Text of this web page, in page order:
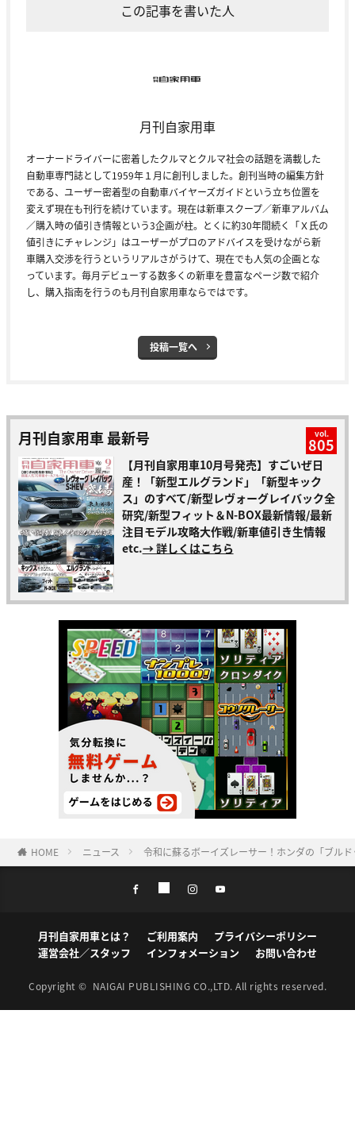
この記事を書いた人
月刊自家用車
オーナードライバーに密着したクルマとクルマ社会の話題を満載した
自動車専門誌として1959年１月に創刊しました。創刊当時の編集方針
である、ユーザー密着型の自動車バイヤーズガイドという立ち位置を
変えず現在も刊行を続けています。現在は新車スクープ／新車アルバム
／購入時の値引き情報という3企画が柱。とくに約30年間続く「Ｘ氏の
値引きにチャレンジ」はユーザーがプロのアドバイスを受けながら新
車購入交渉を行うというリアルさがうけて、現在でも人気の企画とな
っています。毎月デビューする数多くの新車を豊富なページ数で紹介
し、購入指南を行うのも月刊自家用車ならではです。
投稿一覧へ
月刊自家用車 最新号 vol.
805
【月刊自家用車10月号発売】すごいぜ日
産！「新型エルグランド」「新型キック
ス」のすべて/新型レヴォーグレイバック全
研究/新型フィット＆N-BOX最新情報/最新
注目モデル攻略大作戦/新車値引き生情報
etc.→ 詳しくはこちら
HOME ニュース 令和に蘇るボーイズレーサー！ホンダの「ブル
月刊自家用車とは？ ご利用案内
プライバシーポリシー
運営会社／スタッフ
インフォメーション お問い合わせ
Copyright © NAIGAI PUBLISHING CO.,LTD. All rights reserved.